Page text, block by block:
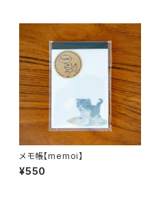
メモ帳【memoi】
¥550